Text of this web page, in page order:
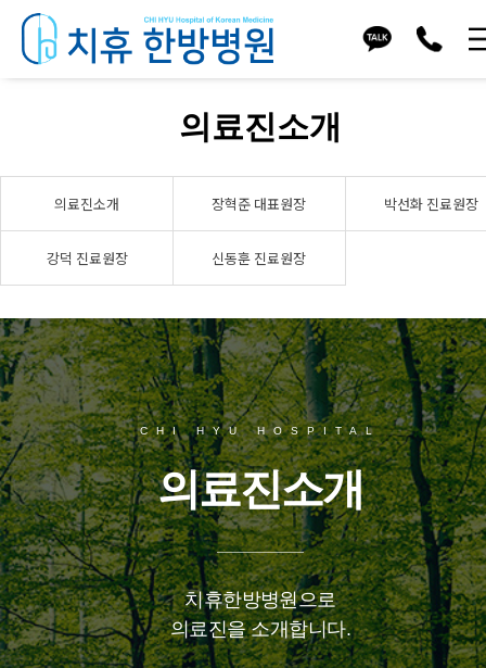
의료진소개
의료진소개 장혁준 대표원장 박선화 진료원장
강덕 진료원장 신동훈 진료원장
CHI HYU HOSPITAL
의료진소개
치휴한방병원으로
의료진을 소개합니다.